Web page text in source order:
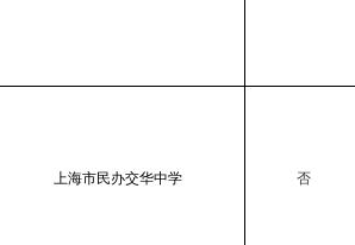
上海市民办交华中学 否